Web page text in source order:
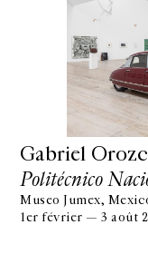
Gabriel
Politécnico
Museo Jumex,
1er février — 3 août